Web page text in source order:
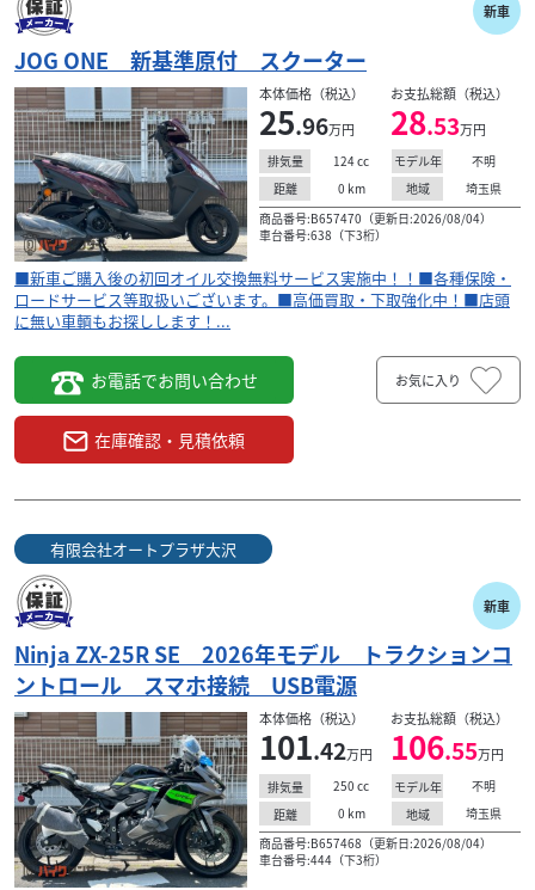
新車
JOG ONE 新基準原付 スクーター
本体価格（税込）
25.96万円
お支払総額（税込）
28.53万円
排気量 124cc モデル年
不明
距離
0 km 地域
埼玉県
商品番号:B657470（更新日:2026/08/04）
車台番号:638（下3桁）
■新車ご購入後の初回オイル交換無料サービス実施中！！■各種保険・
ロードサービス等取扱いございます。■高価買取・下取強化中！■店頭
に無い車輌もお探しします！...
お電話でお問い合わせ
在庫確認・見積依頼
お気に入り
有限会社オートプラザ大沢
新車
Ninja ZX-25R SE 2026年モデル トラクションコ
ントロール スマホ接続 USB電源
本体価格（税込）
101.42万円
お支払総額（税込）
106.55万円
排気量 250 cc モデル年
不明
距離
0 km 地域
埼玉県
商品番号:B657468（更新日:2026/08/04）
車台番号:444（下3桁）